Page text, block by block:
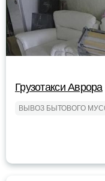
Грузотакси Аврора
ВЫВОЗ БЫТОВОГО